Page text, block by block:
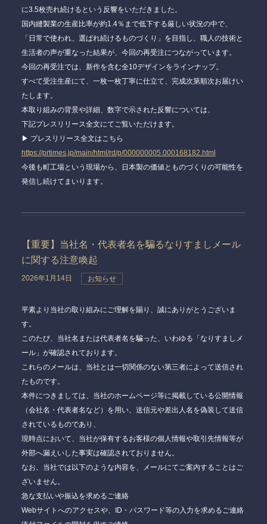
に3.5枚売れ続けるという反響をいただきました。
国内縫製業の生産比率が約1.4％まで低下する厳しい状況の中で、
「日常で使われ、選ばれ続けるものづくり」を目指し、職人の技術と
生活者の声が重なった結果が、今回の再受注につながっています。
今回の再受注では、新作を含む全10デザインをラインナップ。
すべて受注生産にて、一枚一枚丁寧に仕立て、完成次第順次お届けい
たします。
本取り組みの背景や詳細、数字で示された反響については、
下記プレスリリース全文にてご覧いただけます。
▶︎ プレスリリース全文はこちら
https://prtimes.jp/main/html/rd/p/000000005.000168182.html
今後も町工場という現場から、日本製の価値とものづくりの可能性を
発信し続けてまいります。
【重要】当社名・代表者名を騙るなりすましメール
に関する注意喚起
2026年1月14日 お知らせ
平素より当社の取り組みにご理解を賜り、誠にありがとうございま
す。
このたび、当社名または代表者名を騙った、いわゆる「なりすましメ
ール」が確認されております。
これらのメールは、当社とは一切関係のない第三者によって送信され
たものです。
本件につきましては、当社のホームページ等に掲載している公開情報
（会社名・代表者名など）を用い、送信元や差出人名を偽装して送信
されているものであり、
現時点において、当社が保有するお客様の個人情報や取引先情報等が
外部へ漏えいした事実は確認されておりません。
なお、当社では以下のような内容を、メールにてご案内することはご
ざいません。
急な支払いや振込を求めるご連絡
Webサイトへのアクセスや、ID・パスワード等の入力を求めるご連絡